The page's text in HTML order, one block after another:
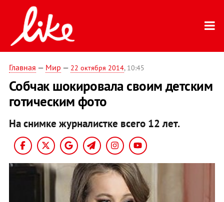
Главная — Мир — 22 октября 2014, 10:45
Собчак шокировала своим детским
готическим фото
На снимке журналистке всего 12 лет.